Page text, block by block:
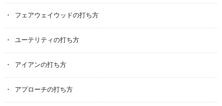
フェアウェイウッドの打ち方
ユーテリティの打ち方
アイアンの打ち方
アプローチの打ち方